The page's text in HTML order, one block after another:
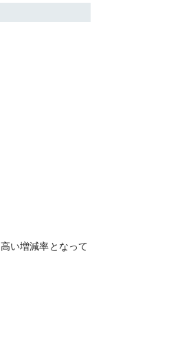
高い増減率となって